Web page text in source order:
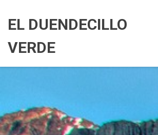
content
EL DUENDECILLO
VERDE